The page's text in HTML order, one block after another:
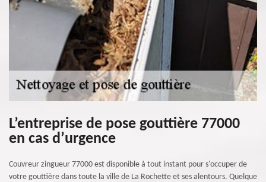
L’entreprise de pose gouttière 77000
en cas d’urgence
Couvreur zingueur 77000 est disponible à tout instant pour s'occuper de
votre gouttière dans toute la ville de La Rochette et ses alentours. Quelque